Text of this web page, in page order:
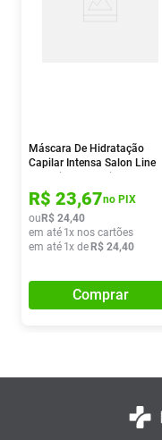
Máscara De Hidratação
Capilar Intensa Salon Line
R$ 23,67no PIX
ou R$ 24,40
em até 1x nos cartões
em até 1x de R$ 24,40
Comprar